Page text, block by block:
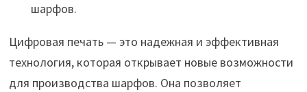
шарфов.
Цифровая печать — это надежная и эффективная
технология, которая открывает новые возможности
для производства шарфов. Она позволяет